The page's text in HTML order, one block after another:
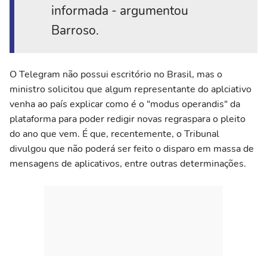
informada - argumentou
Barroso.
O Telegram não possui escritório no Brasil, mas o
ministro solicitou que algum representante do aplciativo
venha ao país explicar como é o "modus operandis" da
plataforma para poder redigir novas regraspara o pleito
do ano que vem. É que, recentemente, o Tribunal
divulgou que não poderá ser feito o disparo em massa de
mensagens de aplicativos, entre outras determinações.